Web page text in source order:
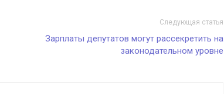
Следующая статья
Зарплаты депутатов могут рассекретить на
законодательном уровне